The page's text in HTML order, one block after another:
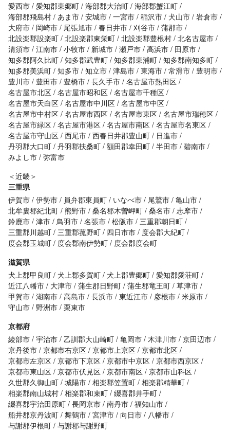
愛西市 愛知郡東郷町 海部郡大治町 海部郡蟹江町
海部郡飛島村 あま市 安城市 一宮市 稲沢市 犬山市 岩倉市
大府市
岡崎市 尾張旭市 春日井市 刈谷市 蒲郡市
北設楽郡設楽町 北設楽郡東栄町 北設楽郡豊根村 北名古屋市
清須市 江南市 小牧市 新城市 瀬戸市 高浜市
田原市
知多郡阿久比町 知多郡武豊町 知多郡東浦町 知多郡南知多町
知多郡美浜町 知多市 知立市 津島市 東海市 常滑市
豊明市
豊川市
豊田市 豊橋市 長久手市 名古屋市熱田区
名古屋市北区 名古屋市昭和区 名古屋市千種区
名古屋市天白区 名古屋市中川区 名古屋市中区
名古屋市中村区 名古屋市西区 名古屋市東区 名古屋市瑞穂区
名古屋市緑区 名古屋市港区 名古屋市南区 名古屋市名東区
名古屋市守山区 西尾市 西春日井郡豊山町
日進市
丹羽郡大口町 丹羽郡扶桑町 額田郡幸田町 半田市 碧南市
みよし市 弥富市
＜近畿＞
三重県
伊賀市 伊勢市 員弁郡東員町 いなべ市 尾鷲市 亀山市
北牟婁郡紀北町 熊野市 桑名郡木曽岬町 桑名市 志摩市
鈴鹿市 津市 鳥羽市 名張市 松阪市 三重郡朝日町
三重郡川越町 三重郡菰野町 四日市市
度会郡大紀町
度会郡玉城町
度会郡南伊勢町
度会郡度会町
滋賀県
犬上郡甲良町 犬上郡多賀町 犬上郡豊郷町 愛知郡愛荘町
近江八幡市
大津市 蒲生郡日野町 蒲生郡竜王町 草津市
甲賀市 湖南市 高島市 長浜市 東近江市 彦根市 米原市
守山市 野洲市 栗東市
京都府
綾部市 宇治市 乙訓郡大山崎町 亀岡市 木津川市 京田辺市
京丹後市 京都市右京区 京都市上京区 京都市北区
京都市左京区 京都市下京区 京都市中京区 京都市西京区
京都市東山区 京都市伏見区 京都市南区 京都市山科区
久世郡久御山町 城陽市 相楽郡笠置町 相楽郡精華町
相楽郡南山城村 相楽郡和束町 綴喜郡井手町
綴喜郡宇治田原町 長岡京市 南丹市 福知山市
船井郡京丹波町 舞鶴市 宮津市 向日市
八幡市
与謝郡伊根町 与謝郡与謝野町